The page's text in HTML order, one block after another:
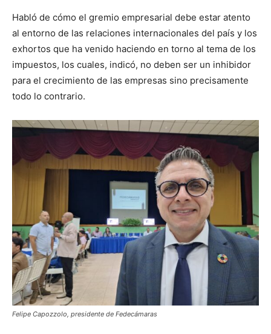
Habló de cómo el gremio empresarial debe estar atento
al entorno de las relaciones internacionales del país y los
exhortos que ha venido haciendo en torno al tema de los
impuestos, los cuales, indicó, no deben ser un inhibidor
para el crecimiento de las empresas sino precisamente
todo lo contrario.
Felipe Capozzolo, presidente de Fedecámaras